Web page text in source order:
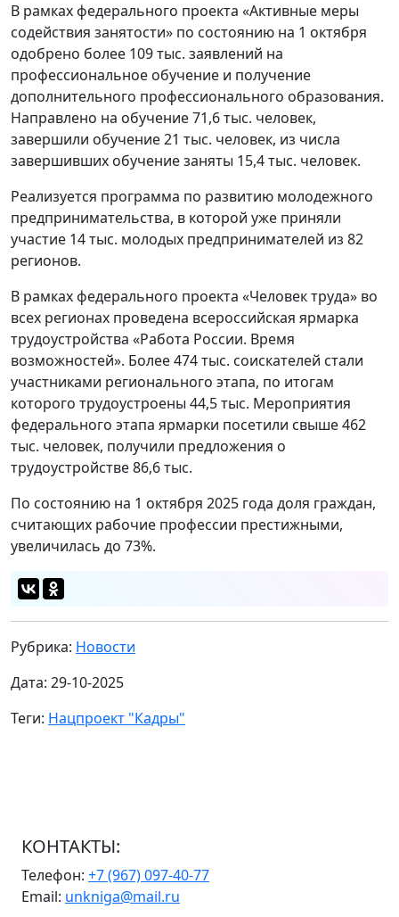
В рамках федерального проекта «Активные меры
содействия занятости» по состоянию на 1 октября
одобрено более 109 тыс. заявлений на
профессиональное обучение и получение
дополнительного профессионального образования.
Направлено на обучение 71,6 тыс. человек,
завершили обучение 21 тыс. человек, из числа
завершивших обучение заняты 15,4 тыс. человек.
Реализуется программа по развитию молодежного
предпринимательства, в которой уже приняли
участие 14 тыс. молодых предпринимателей из 82
регионов.
В рамках федерального проекта «Человек труда» во
всех регионах проведена всероссийская ярмарка
трудоустройства «Работа России. Время
возможностей». Более 474 тыс. соискателей стали
участниками регионального этапа, по итогам
которого трудоустроены 44,5 тыс. Мероприятия
федерального этапа ярмарки посетили свыше 462
тыс. человек, получили предложения о
трудоустройстве 86,6 тыс.
По состоянию на 1 октября 2025 года доля граждан,
считающих рабочие профессии престижными,
увеличилась до 73%.
Рубрика: Новости
Дата: 29-10-2025
Теги: Нацпроект "Кадры"
КОНТАКТЫ:
Телефон: +7 (967) 097-40-77
Email: unkniga@mail.ru